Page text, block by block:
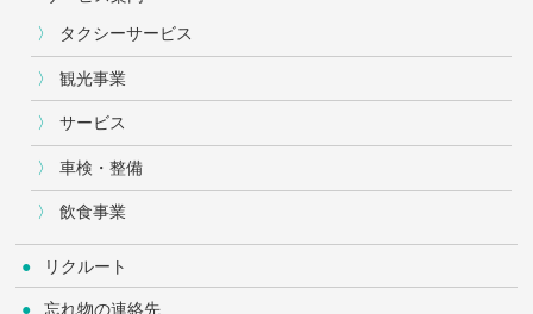
タクシーサービス
観光事業
サービス
車検・整備
飲食事業
リクルート
忘れ物の連絡先